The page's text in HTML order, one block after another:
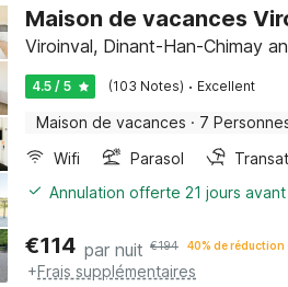
Maison de vacances
Viroinval, Dinant-Han-Chimay
4.5 / 5 (103 Notes) · Excellent
Maison de vacances · 7
Wifi
Parasol
Annulation offerte 21 jours
€114 par nuit €194 40% de réduction
+Frais supplémentaires